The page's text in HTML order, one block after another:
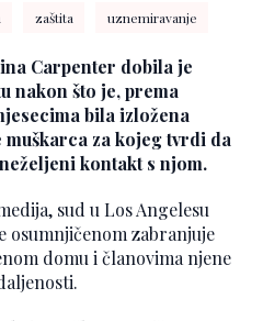
zaštita uznemiravanje
Carpenter dobila je
nakon što je, prema
bila izložena
za kojeg tvrdi da
kontakt s njom.
sud u Los Angelesu
osumnjičenom zabranjuje
domu i članovima njene